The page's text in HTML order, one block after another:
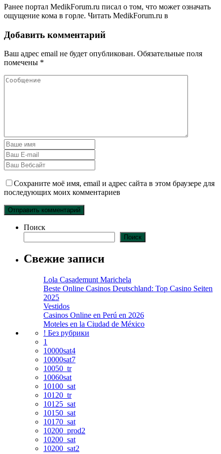
Ранее портал MedikForum.ru писал о том, что может означать
ощущение кома в горле. Читать MedikForum.ru в
Добавить комментарий
Ваш адрес email не будет опубликован. Обязательные поля
помечены *
Сохраните моё имя, email и адрес сайта в этом браузере для
последующих моих комментариев
Поиск
Поиск
Свежие записи
Lola Casademunt Marichela
Beste Online Casinos Deutschland: Top Casino Seiten
2025
Vestidos
Casinos Online en Perú en 2026
Moteles en la Ciudad de México
! Без рубрики
1
10000sat4
10000sat7
10050_tr
10060sat
10100_sat
10120_tr
10125_sat
10150_sat
10170_sat
10200_prod2
10200_sat
10200_sat2